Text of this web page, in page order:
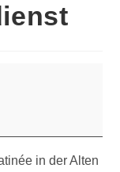
in der Alten